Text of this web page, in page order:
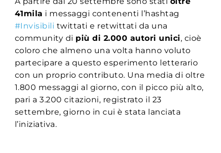
41mila i messaggi contenenti l’hashtag
#Invisibili twittati e retwittati da una
community di più di 2.000 autori unici, cioè
coloro che almeno una volta hanno voluto
partecipare a questo esperimento letterario
con un proprio contributo. Una media di oltre
1.800 messaggi al giorno, con il picco più alto,
pari a 3.200 citazioni, registrato il 23
settembre, giorno in cui è stata lanciata
l’iniziativa.